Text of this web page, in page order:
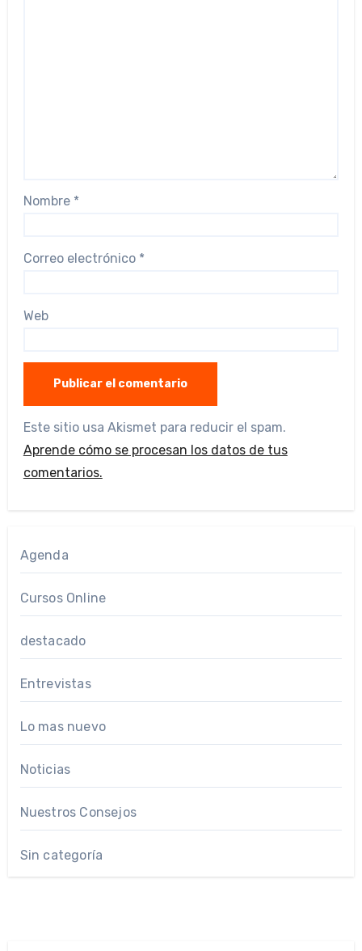
Nombre *
Correo electrónico *
Web
Este sitio usa Akismet para reducir el spam.
Aprende cómo se procesan los datos de tus
comentarios.
Agenda
Cursos Online
destacado
Entrevistas
Lo mas nuevo
Noticias
Nuestros Consejos
Sin categoría